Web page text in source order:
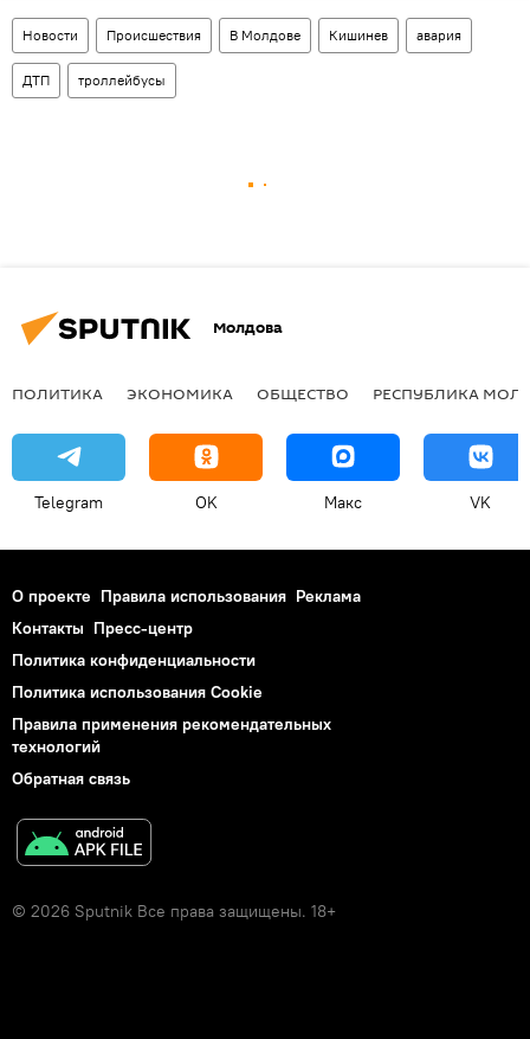
Новости Происшествия В Молдове Кишинев авария
ДТП троллейбусы
Молдова
ПОЛИТИКА ЭКОНОМИКА ОБЩЕСТВО РЕСПУБЛИКА
Telegram OK Макс VK
О проекте Правила использования Реклама
Контакты Пресс-центр
Политика конфиденциальности
Политика использования Cookie
Правила применения рекомендательных
технологий
Обратная связь
© 2026 Sputnik Все права защищены. 18+